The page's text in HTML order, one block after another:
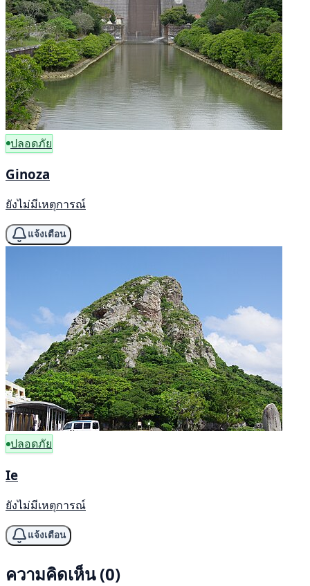
ปลอดภัย
Ginoza
ยังไม่มีเหตุการณ์
แจ้งเตือน
ปลอดภัย
Ie
ยังไม่มีเหตุการณ์
แจ้งเตือน
ความคิดเห็น (0)